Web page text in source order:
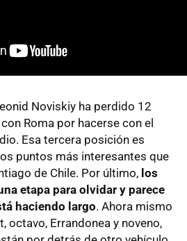
Noviskiy ha perdido 12
Roma por hacerse con el
Esa tercera posición es
puntos más interesantes que
de Chile. Por último, los
etapa para olvidar y parece
haciendo largo. Ahora mismo
octavo, Errandonea y noveno,